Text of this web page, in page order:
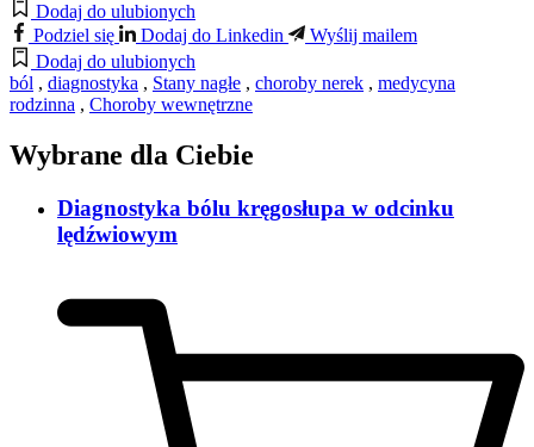
Dodaj do ulubionych
Podziel się
Dodaj do Linkedin
Wyślij mailem
Dodaj do ulubionych
ból , diagnostyka , Stany nagłe , choroby nerek , medycyna
rodzinna , Choroby wewnętrzne
Wybrane dla Ciebie
Diagnostyka bólu kręgosłupa w odcinku
lędźwiowym